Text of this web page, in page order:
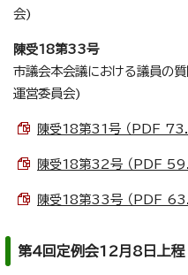
会)
陳受18第33号
市議会本会議における議員の
運営委員会)
陳受18第31号 （PDF
陳受18第32号 （PDF
陳受18第33号 （PDF
第4回定例会12月8日上程